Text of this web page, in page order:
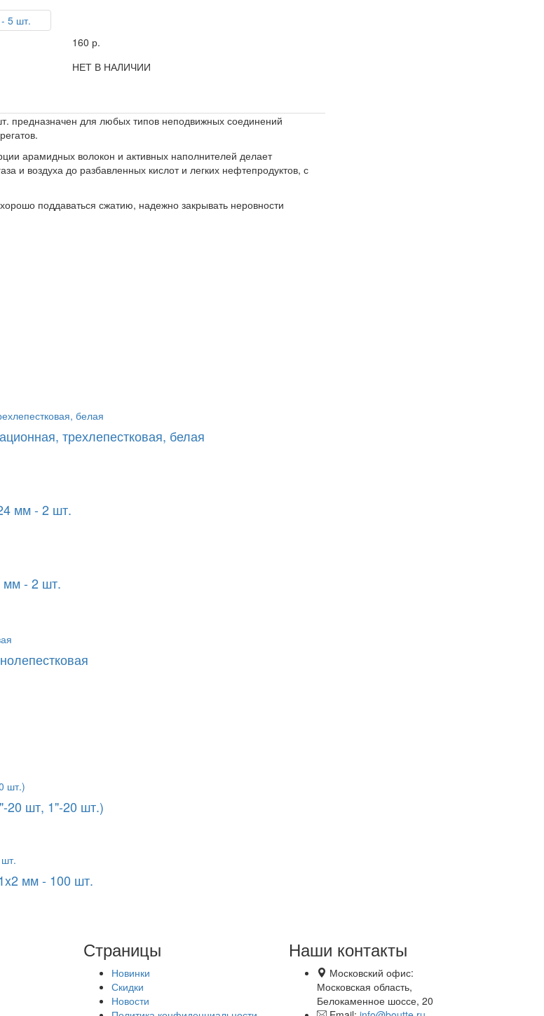
160 р.
НЕТ В НАЛИЧИИ
предназначен для любых типов неподвижных соединений
арамидных волокон и активных наполнителей делает
и воздуха до разбавленных кислот и легких нефтепродуктов, с
поддаваться сжатию, надежно закрывать неровности
трехлепестковая, белая
мм - 2 шт.
мм - 2 шт.
20 шт, 1"-20 шт.)
мм - 100 шт.
Страницы
Новинки
Скидки
Новости
Наши контакты
Московский офис:
Московская область,
Белокаменное шоссе, 20